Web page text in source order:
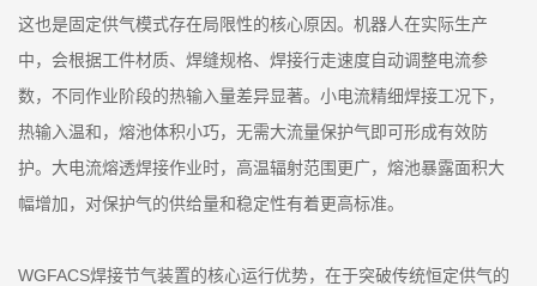
这也是固定供气模式存在局限性的核心原因。机器人在实际生产
中，会根据工件材质、焊缝规格、焊接行走速度自动调整电流参
数，不同作业阶段的热输入量差异显著。小电流精细焊接工况下，
热输入温和，熔池体积小巧，无需大流量保护气即可形成有效防
护。大电流熔透焊接作业时，高温辐射范围更广，熔池暴露面积大
幅增加，对保护气的供给量和稳定性有着更高标准。
WGFACS焊接节气装置的核心运行优势，在于突破传统恒定供气的